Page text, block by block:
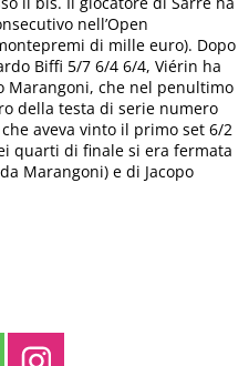
nell’Open
di mille euro). Dopo
Biffi 5/7 6/4 6/4, Viérin ha
Marangoni, che nel penultimo
della testa di serie numero
aveva vinto il primo set 6/2
quarti di finale si era fermata
Marangoni) e di Jacopo